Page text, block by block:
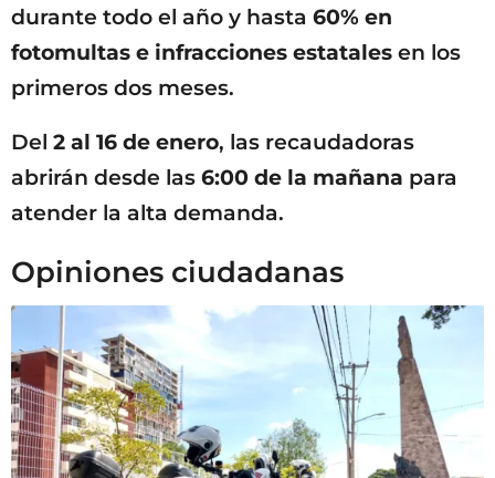
durante todo el año y hasta 60% en
fotomultas e infracciones estatales en los
primeros dos meses.
Del 2 al 16 de enero, las recaudadoras
abrirán desde las 6:00 de la mañana para
atender la alta demanda.
Opiniones ciudadanas